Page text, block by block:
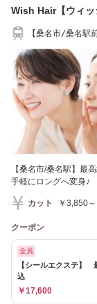
Wish Hair【ウィッ
【桑名市/桑名駅
【桑名市/桑名駅】最
手軽にロングへ変身♪
カット ￥3,850～
クーポン
全員
【シールエクステ】
込
￥17,600